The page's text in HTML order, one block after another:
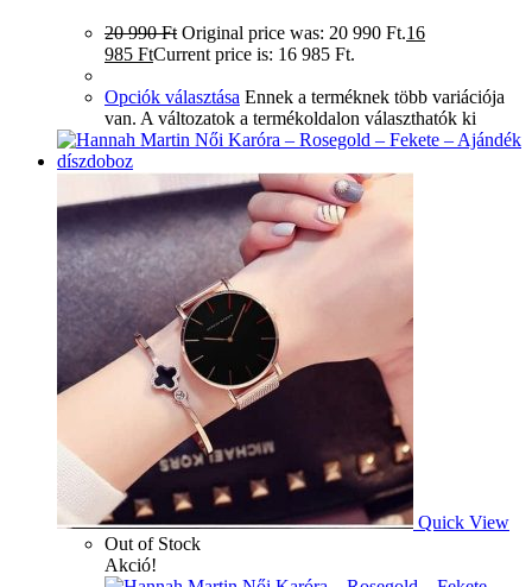
20 990Ft Original price was: 20 990 Ft.16
985 FtCurrent price is: 16 985 Ft.
Opciók választása Ennek a terméknek több variációja
van. A változatok a termékoldalon választhatók ki
Quick View
Out of Stock
Akció!